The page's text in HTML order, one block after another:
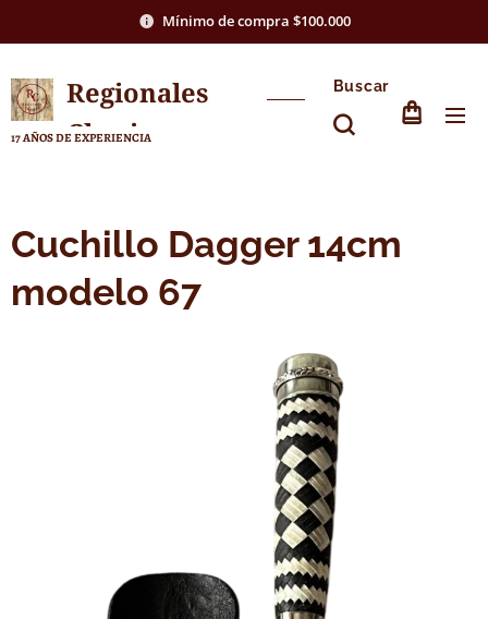
Mínimo de compra $100.000
Regionales
Chasico
17 AÑOS DE EXPERIENCIA
Buscar
Cuchillo Dagger 14cm
modelo 67